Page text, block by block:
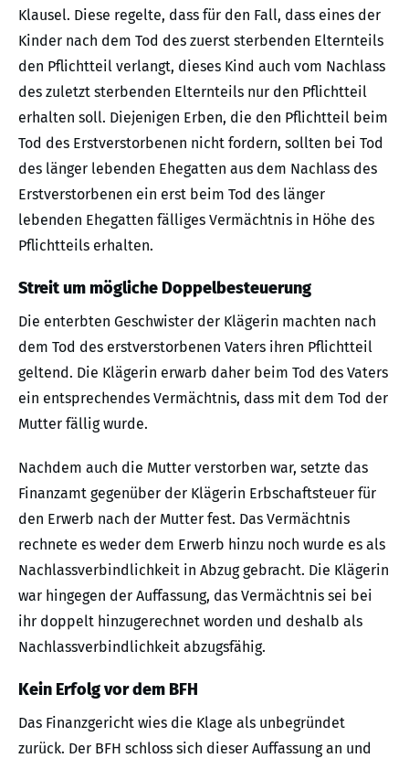
Klausel. Diese regelte, dass für den Fall, dass eines der
Kinder nach dem Tod des zuerst sterbenden Elternteils
den Pflichtteil verlangt, dieses Kind auch vom Nachlass
des zuletzt sterbenden Elternteils nur den Pflichtteil
erhalten soll. Diejenigen Erben, die den Pflichtteil beim
Tod des Erstverstorbenen nicht fordern, sollten bei Tod
des länger lebenden Ehegatten aus dem Nachlass des
Erstverstorbenen ein erst beim Tod des länger
lebenden Ehegatten fälliges Vermächtnis in Höhe des
Pflichtteils erhalten.
Streit um mögliche Doppelbesteuerung
Die enterbten Geschwister der Klägerin machten nach
dem Tod des erstverstorbenen Vaters ihren Pflichtteil
geltend. Die Klägerin erwarb daher beim Tod des Vaters
ein entsprechendes Vermächtnis, dass mit dem Tod der
Mutter fällig wurde.
Nachdem auch die Mutter verstorben war, setzte das
Finanzamt gegenüber der Klägerin Erbschaftsteuer für
den Erwerb nach der Mutter fest. Das Vermächtnis
rechnete es weder dem Erwerb hinzu noch wurde es als
Nachlassverbindlichkeit in Abzug gebracht. Die Klägerin
war hingegen der Auffassung, das Vermächtnis sei bei
ihr doppelt hinzugerechnet worden und deshalb als
Nachlassverbindlichkeit abzugsfähig.
Kein Erfolg vor dem BFH
Das Finanzgericht wies die Klage als unbegründet
zurück. Der BFH schloss sich dieser Auffassung an und